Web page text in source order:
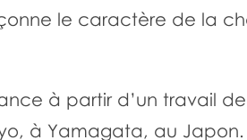
le caractère de la
à partir d’un travail
à Yamagata, au